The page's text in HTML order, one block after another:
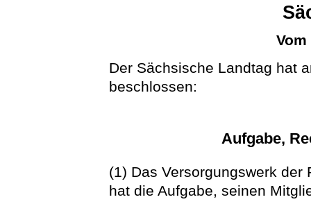
Der Sächsische Landtag hat
beschlossen:
Aufgabe,
(1) Das Versorgungswerk
hat die Aufgabe, seinen